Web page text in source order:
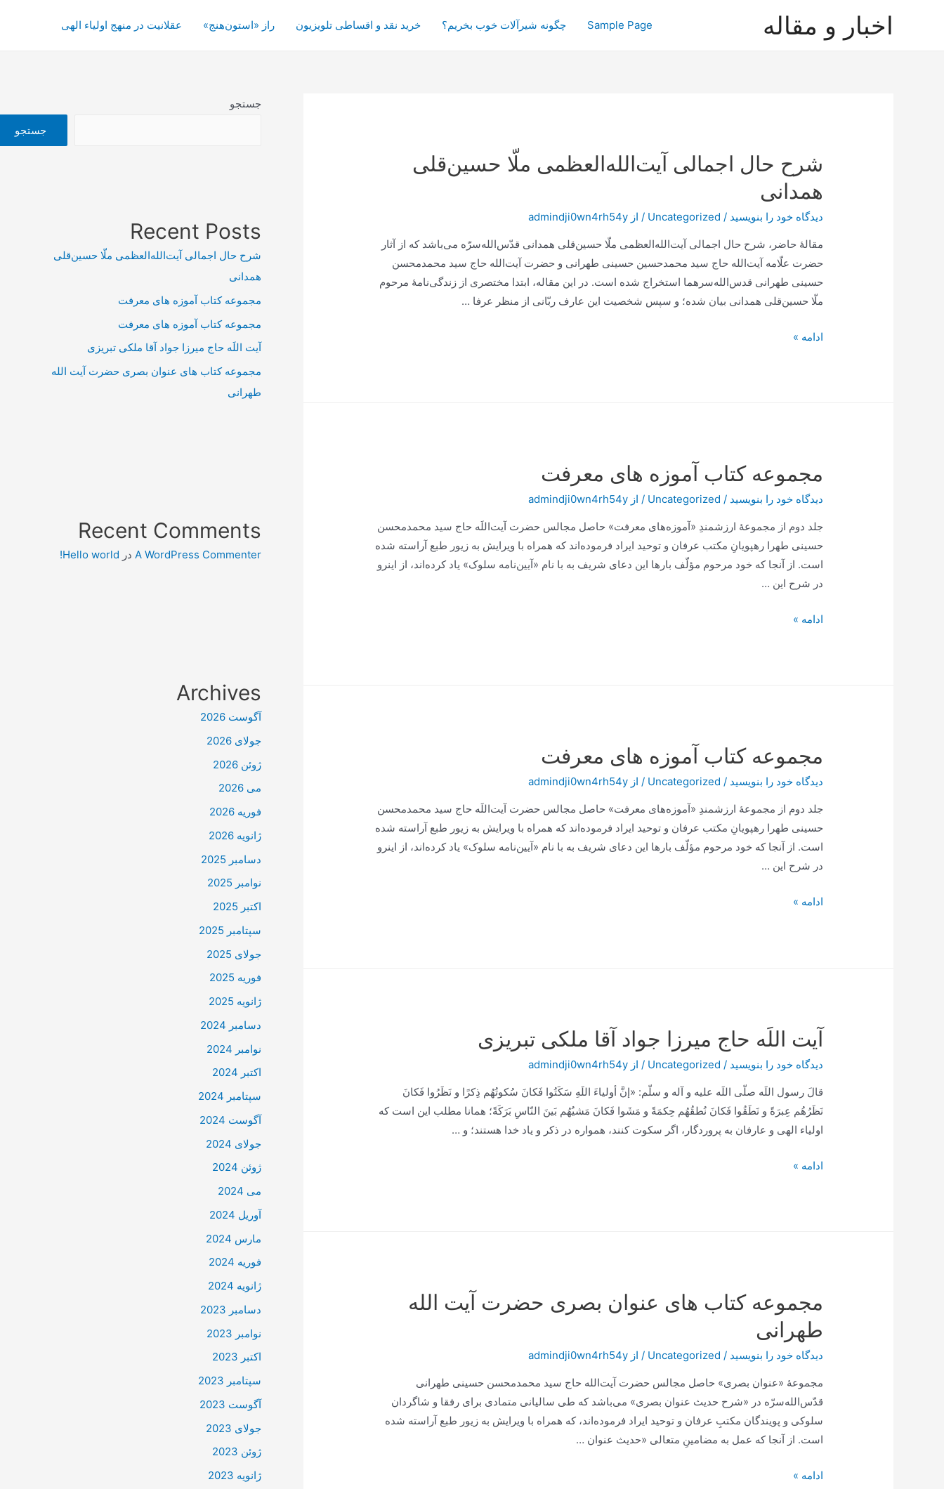
اخبار و مقاله Sample Page چگونه شیرآلات خوب بخریم؟ خرید نقد و اقساطی تلویزیون راز «استون‌هنج» عقلانیت در منهج اولیاء الهی
شرح حال اجمالی آیت‌الله‌العظمی ملّا حسین‌قلی
همدانی
دیدگاه‌ خود را بنویسید /
Uncategorized / از admindji0wn4rh54y
مقالۀ حاضر، شرح حال اجمالی آیت‌الله‌العظمی ملّا حسین‌قلی همدانی قدّس‌الله‌سرّه می‌باشد که از آثار
حضرت علّامه آیت‌الله حاج سید محمدحسین حسینی طهرانی و حضرت آیت‌الله حاج سید محمدمحسن
حسینی طهرانی قدس‌الله‌سرهما استخراج شده است. در این مقاله، ابتدا مختصری از زندگی‌نامۀ مرحوم
ملّا حسین‌قلی همدانی بیان شده؛ و سپس شخصیت این عارف ربّانی از منظر عرفا …
شرح
ادامه »
مجموعه کتاب آموزه های معرفت
دیدگاه‌ خود را بنویسید /
Uncategorized / از admindji0wn4rh54y
جلد دوم از مجموعۀ ارزشمندِ «آموزه‌های معرفت» حاصل مجالس حضرت آیت‌اللَه حاج سید محمدمحسن
حسینی طهرا رهپویانِ مکتب عرفان و توحید ایراد فرموده‌اند که همراه با ویرایش به زیور طبع آراسته شده
است. از آنجا که خود مرحوم مؤلّف بارها این دعای شریف به با نام «آیین‌نامه سلوک» یاد کرده‌اند، از اینرو
در شرح این …
مجموعه
ادامه »
مجموعه کتاب آموزه های معرفت
دیدگاه‌ خود را بنویسید /
Uncategorized / از admindji0wn4rh54y
جلد دوم از مجموعۀ ارزشمندِ «آموزه‌های معرفت» حاصل مجالس حضرت آیت‌اللَه حاج سید محمدمحسن
حسینی طهرا رهپویانِ مکتب عرفان و توحید ایراد فرموده‌اند که همراه با ویرایش به زیور طبع آراسته شده
است. از آنجا که خود مرحوم مؤلّف بارها این دعای شریف به با نام «آیین‌نامه سلوک» یاد کرده‌اند، از اینرو
در شرح این …
مجموعه
ادامه »
آیت اللَه حاج میرزا جواد آقا ملکی تبریزی
دیدگاه‌ خود را بنویسید /
Uncategorized / از admindji0wn4rh54y
قالَ رسول اللَه صلّى اللَه عليه و آله و سلّم: «إنَّ أولياءَ اللَهِ سَكَتُوا فَكانَ سُكوتُهُم ذِكرًا و نَظَرُوا فَكانَ
نَظَرُهُم عِبرَةً و نَطَقُوا فَكانَ نُطقُهُم حِكمَةً و مَشَوا فَكانَ مَشيُهُم بَينَ النّاسِ بَرَكَةً؛ همانا مطلب اين است كه
اولياء الهى و عارفان به پروردگار، اگر سكوت كنند، همواره در ذكر و ياد خدا هستند؛ و …
آیت
ادامه »
مجموعه کتاب های عنوان بصری حضرت آیت الله
طهرانی
دیدگاه‌ خود را بنویسید /
Uncategorized / از admindji0wn4rh54y
مجموعۀ «عنوان بصری» حاصل مجالس حضرت آیت‌الله حاج سید محمدمحسن حسینی طهرانی
قدّس‌الله‌سرّه در «شرح حدیث عنوان بصری» می‌باشد که طی سالیانی متمادی برای رفقا و شاگردان
سلوکی و پویندگان مکتبِ عرفان و توحید ایراد فرموده‌اند، که همراه با ویرایش به زیور طبع آراسته شده
است. از آنجا که عمل به مضامینِ متعالی «حدیث عنوان …
مجموعه
ادامه »
جستجو
جستجو
Recent Posts
شرح حال اجمالی آیت‌الله‌العظمی ملّا حسین‌قلی
همدانی
مجموعه کتاب آموزه های معرفت
مجموعه کتاب آموزه های معرفت
آیت اللَه حاج میرزا جواد آقا ملکی تبریزی
مجموعه کتاب های عنوان بصری حضرت آیت الله
طهرانی
Recent Comments
A WordPress Commenter در Hello world!
Archives
آگوست 2026
جولای 2026
ژوئن 2026
می 2026
فوریه 2026
ژانویه 2026
دسامبر 2025
نوامبر 2025
اکتبر 2025
سپتامبر 2025
جولای 2025
فوریه 2025
ژانویه 2025
دسامبر 2024
نوامبر 2024
اکتبر 2024
سپتامبر 2024
آگوست 2024
جولای 2024
ژوئن 2024
می 2024
آوریل 2024
مارس 2024
فوریه 2024
ژانویه 2024
دسامبر 2023
نوامبر 2023
اکتبر 2023
سپتامبر 2023
آگوست 2023
جولای 2023
ژوئن 2023
ژانویه 2023